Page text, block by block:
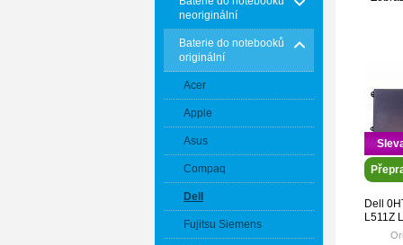
neoriginální
Baterie do notebooků
originální
Acer
Apple
Asus
Compaq
Dell
Fujitsu Siemens
Dell
L511Z
Pol –